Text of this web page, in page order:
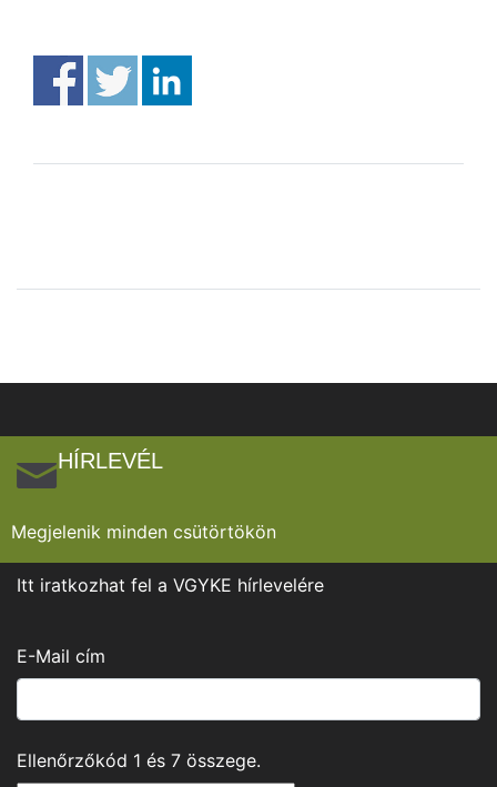
HÍRLEVÉL
Megjelenik minden csütörtökön
Itt iratkozhat fel a VGYKE hírlevelére
E-Mail cím
Ellenőrzőkód 1 és 7 összege.